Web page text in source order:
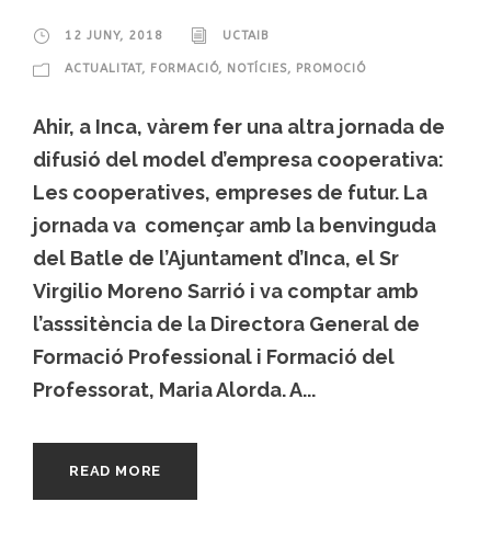
12 JUNY, 2018 UCTAIB
ACTUALITAT, FORMACIÓ, NOTÍCIES, PROMOCIÓ
Ahir, a Inca, vàrem fer una altra jornada de
difusió del model d’empresa cooperativa:
Les cooperatives, empreses de futur. La
jornada va començar amb la benvinguda
del Batle de l’Ajuntament d’Inca, el Sr
Virgilio Moreno Sarrió i va comptar amb
l’asssitència de la Directora General de
Formació Professional i Formació del
Professorat, Maria Alorda. A...
READ MORE